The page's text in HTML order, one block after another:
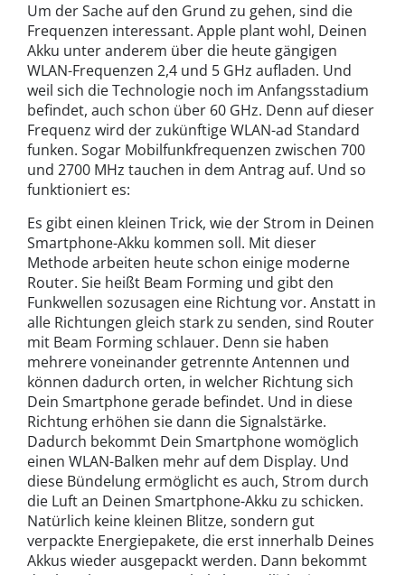
Um der Sache auf den Grund zu gehen, sind die
Frequenzen interessant. Apple plant wohl, Deinen
Akku unter anderem über die heute gängigen
WLAN-Frequenzen 2,4 und 5 GHz aufladen. Und
weil sich die Technologie noch im Anfangsstadium
befindet, auch schon über 60 GHz. Denn auf dieser
Frequenz wird der zukünftige WLAN-ad Standard
funken. Sogar Mobilfunkfrequenzen zwischen 700
und 2700 MHz tauchen in dem Antrag auf. Und so
funktioniert es:
Es gibt einen kleinen Trick, wie der Strom in Deinen
Smartphone-Akku kommen soll. Mit dieser
Methode arbeiten heute schon einige moderne
Router. Sie heißt Beam Forming und gibt den
Funkwellen sozusagen eine Richtung vor. Anstatt in
alle Richtungen gleich stark zu senden, sind Router
mit Beam Forming schlauer. Denn sie haben
mehrere voneinander getrennte Antennen und
können dadurch orten, in welcher Richtung sich
Dein Smartphone gerade befindet. Und in diese
Richtung erhöhen sie dann die Signalstärke.
Dadurch bekommt Dein Smartphone womöglich
einen WLAN-Balken mehr auf dem Display. Und
diese Bündelung ermöglicht es auch, Strom durch
die Luft an Deinen Smartphone-Akku zu schicken.
Natürlich keine kleinen Blitze, sondern gut
verpackte Energiepakete, die erst innerhalb Deines
Akkus wieder ausgepackt werden. Dann bekommt